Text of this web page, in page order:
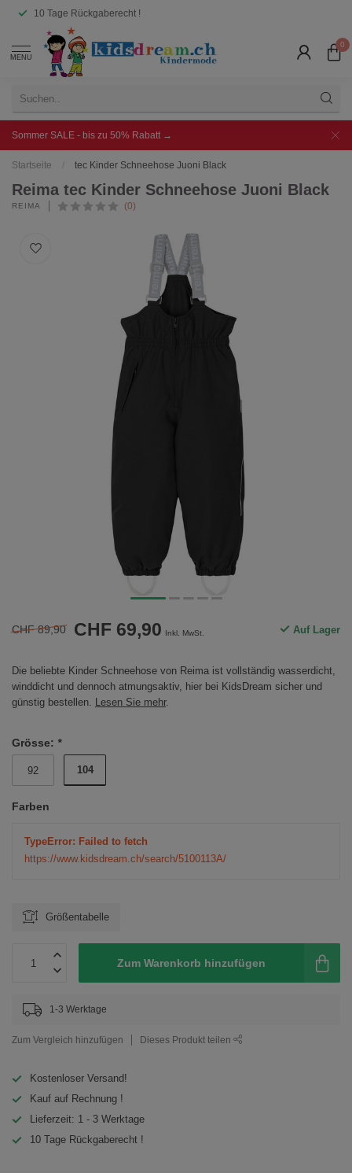
10 Tage Rückgaberecht !
MENU
0
Sommer SALE - bis zu 50% Rabatt →
Startseite / tec Kinder Schneehose Juoni Black
Reima tec Kinder Schneehose Juoni Black
REIMA (0)
CHF 89,90 CHF 69,90 Inkl. MwSt. Auf Lager
Die beliebte Kinder Schneehose von Reima ist vollständig wasserdicht,
winddicht und dennoch atmungsaktiv, hier bei KidsDream sicher und
günstig bestellen. Lesen Sie mehr.
Grösse: *
92 104
Farben
TypeError: Failed to fetch
https://www.kidsdream.ch/search/5100113A/
Größentabelle
Zum Warenkorb hinzufügen
1-3 Werktage
Zum Vergleich hinzufügen Dieses Produkt teilen
Kostenloser Versand!
Kauf auf Rechnung !
Lieferzeit: 1 - 3 Werktage
10 Tage Rückgaberecht !